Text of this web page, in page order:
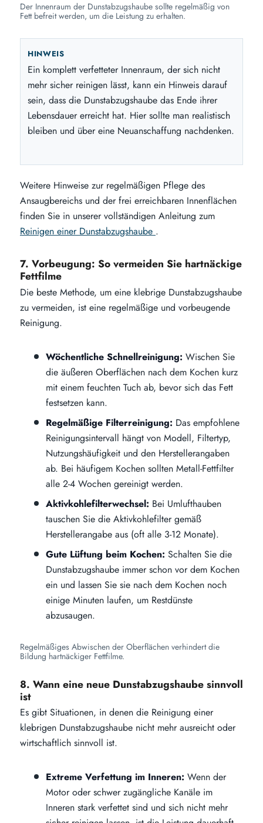
Der Innenraum der Dunstabzugshaube sollte regelmäßig von
Fett befreit werden, um die Leistung zu erhalten.
HINWEIS
Ein komplett verfetteter Innenraum, der sich nicht
mehr sicher reinigen lässt, kann ein Hinweis darauf
sein, dass die Dunstabzugshaube das Ende ihrer
Lebensdauer erreicht hat. Hier sollte man realistisch
bleiben und über eine Neuanschaffung nachdenken.
Weitere Hinweise zur regelmäßigen Pflege des
Ansaugbereichs und der frei erreichbaren Innenflächen
finden Sie in unserer vollständigen Anleitung zum
Reinigen einer Dunstabzugshaube .
7. Vorbeugung: So vermeiden Sie hartnäckige
Fettfilme
Die beste Methode, um eine klebrige Dunstabzugshaube
zu vermeiden, ist eine regelmäßige und vorbeugende
Reinigung.
Wöchentliche Schnellreinigung: Wischen Sie
die äußeren Oberflächen nach dem Kochen kurz
mit einem feuchten Tuch ab, bevor sich das Fett
festsetzen kann.
Regelmäßige Filterreinigung: Das empfohlene
Reinigungsintervall hängt von Modell, Filtertyp,
Nutzungshäufigkeit und den Herstellerangaben
ab. Bei häufigem Kochen sollten Metall-Fettfilter
alle 2-4 Wochen gereinigt werden.
Aktivkohlefilterwechsel: Bei Umlufthauben
tauschen Sie die Aktivkohlefilter gemäß
Herstellerangabe aus (oft alle 3-12 Monate).
Gute Lüftung beim Kochen: Schalten Sie die
Dunstabzugshaube immer schon vor dem Kochen
ein und lassen Sie sie nach dem Kochen noch
einige Minuten laufen, um Restdünste
abzusaugen.
Regelmäßiges Abwischen der Oberflächen verhindert die
Bildung hartnäckiger Fettfilme.
8. Wann eine neue Dunstabzugshaube sinnvoll
ist
Es gibt Situationen, in denen die Reinigung einer
klebrigen Dunstabzugshaube nicht mehr ausreicht oder
wirtschaftlich sinnvoll ist.
Extreme Verfettung im Inneren: Wenn der
Motor oder schwer zugängliche Kanäle im
Inneren stark verfettet sind und sich nicht mehr